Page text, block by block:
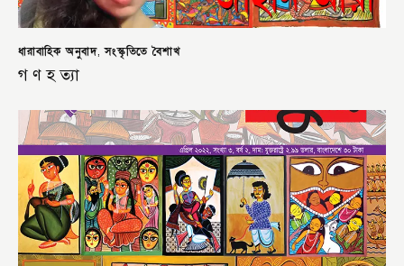
ধারাবাহিক অনুবাদ ,সংস্কৃতিতে বৈশাখ
গ ণ হ ত্যা